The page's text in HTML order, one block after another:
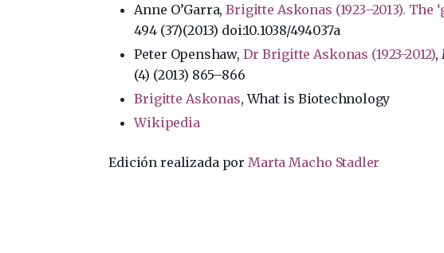
Anne O’Garra,Brigitte Askonas (1923–2013). The
494 (37)(2013) doi:10.1038/494037a
Peter Openshaw, Dr Brigitte Askonas (1923-2012),
(4) (2013) 865–866
Brigitte Askonas, What is Biotechnology
Wikipedia
Edición realizada por Marta Macho Stadler